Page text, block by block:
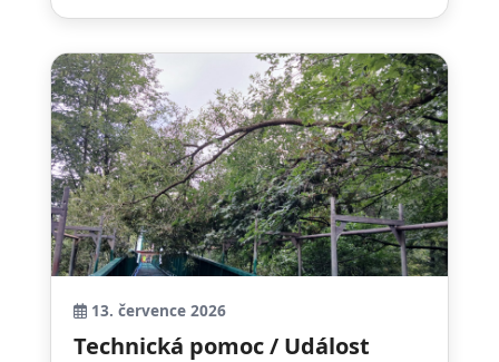
13. července 2026
Technická pomoc / Událost